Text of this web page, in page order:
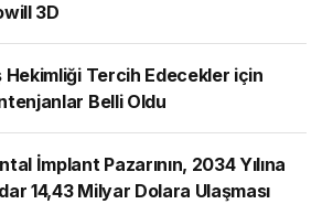
3D
Hekimliği Tercih Edecekler için
Belli Oldu
İmplant Pazarının, 2034 Yılına
14,43 Milyar Dolara Ulaşması